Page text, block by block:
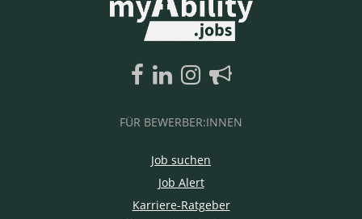
FÜR BEWERBER:INNEN
Job suchen
Job Alert
Karriere-Ratgeber